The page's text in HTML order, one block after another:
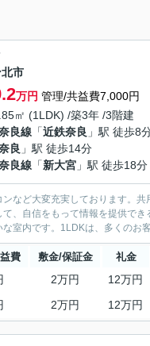
市
万円 管理/共益費7,000円
㎡ (1LDK) /築3年 /3階建
良線 「近鉄奈良 」駅 徒歩8
良 」駅 徒歩14分
良線 「新大宮 」駅 徒歩18分
など大変充実しております。
、自信をもって情報を提供で
室内です。1LDKは、多くのお
費 敷金/保証金 礼金
2万円 12万円
2万円 12万円